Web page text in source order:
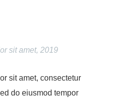
sit amet, 2019
sit amet, consectetur
do eiusmod tempor